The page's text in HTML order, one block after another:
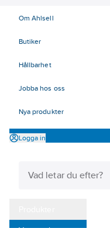
Om Ahlsell
Butiker
Hållbarhet
Jobba hos oss
Nya produkter
Logga in